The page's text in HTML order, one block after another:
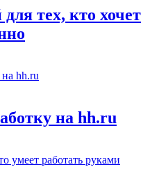
тех, кто хочет
на hh.ru